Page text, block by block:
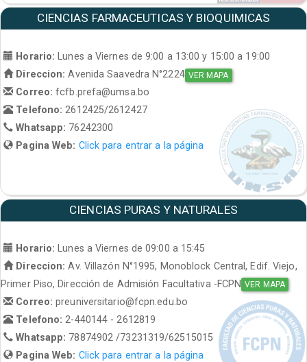
CIENCIAS FARMACEUTICAS Y BIOQUIMICAS
Horario: Lunes a Viernes de 9:00 a 13:00 y 15:00 a 19:00
Direccion: Avenida Saavedra N°2224 VER MAPA
Correo:fcfb.prefa@umsa.bo
Telefono:2612425/2612427
Whatsapp: 76242300
Pagina Web: Click para entrar a la página
CIENCIAS PURAS Y NATURALES
Horario:
Lunes a Viernes de 09:00 a 15:45
Direccion: Av. Villazón N°1995, Monoblock Central, Edif. Viejo,
Primer Piso, Dirección de Admisión Facultativa -FCPN VER MAPA
Correo:preuniversitario@fcpn.edu.bo
Telefono: 2-440144 - 2612819
Whatsapp: 78874902 /73231319/62515015
Pagina Web: Click para entrar a la página